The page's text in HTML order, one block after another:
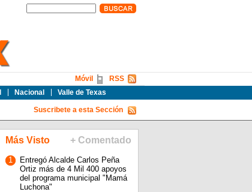
Nacional Valle de Texas
RSS
Móvil
Suscribete a esta Sección
Más Visto + Comentado
1
Entregó Alcalde Carlos Peña
Ortiz más de 4 Mil 400 apoyos
del programa municipal "Mamá
Luchona"